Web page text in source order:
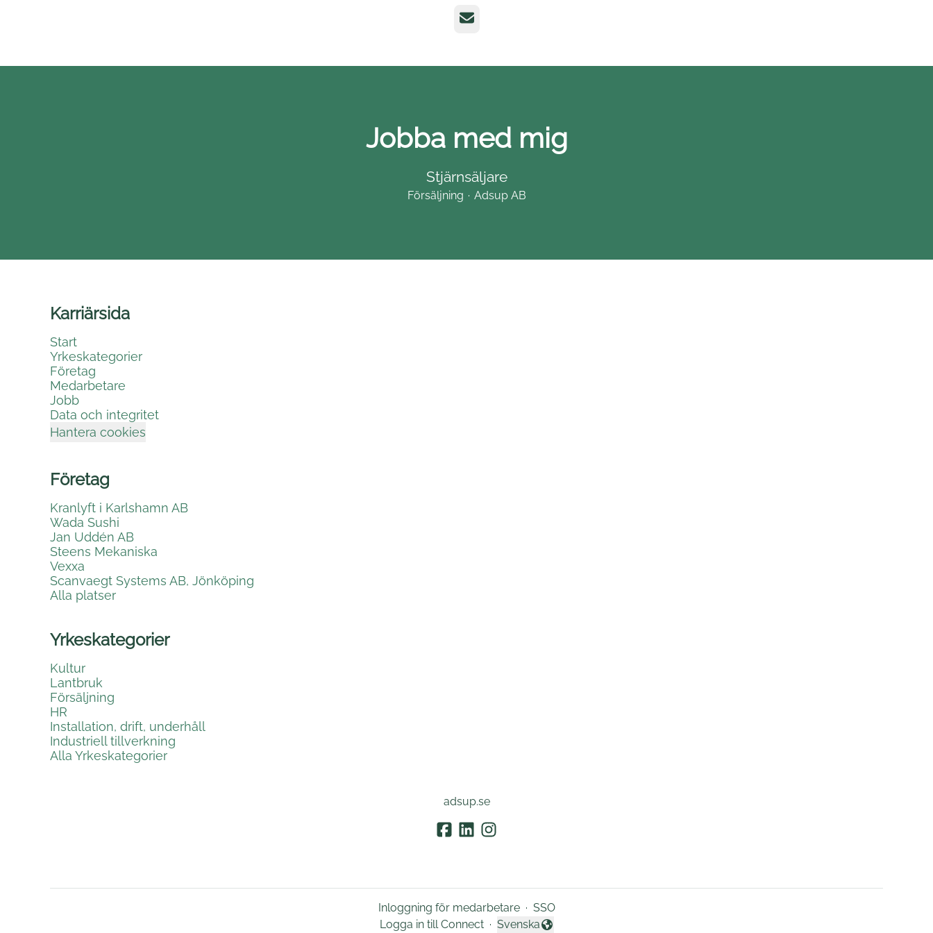
E-post
Jobba med mig
Stjärnsäljare
Försäljning · Adsup AB
Karriärsida
Start
Yrkeskategorier
Företag
Medarbetare
Jobb
Data och integritet
Hantera cookies
Företag
Kranlyft i Karlshamn AB
Wada Sushi
Jan Uddén AB
Steens Mekaniska
Vexxa
Scanvaegt Systems AB, Jönköping
Alla platser
Yrkeskategorier
Kultur
Lantbruk
Försäljning
HR
Installation, drift, underhåll
Industriell tillverkning
Alla Yrkeskategorier
adsup.se
Inloggning för medarbetare · SSO
Logga in till Connect · Svenska